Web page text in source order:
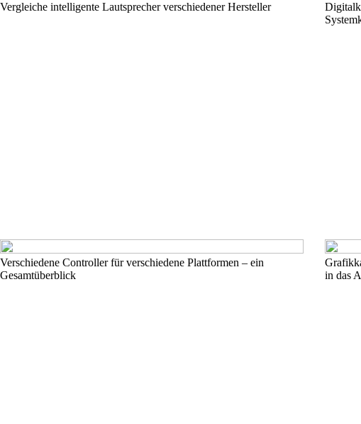
Vergleiche intelligente Lautsprecher verschiedener Hersteller
Verschiedene Controller für verschiedene Plattformen – ein
Gesamtüberblick
in das